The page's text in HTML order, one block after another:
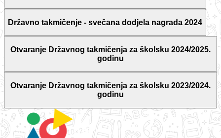
Državno takmičenje - svečana dodjela nagrada 2024
Otvaranje Državnog takmičenja za školsku 2024/2025.
godinu
Otvaranje Državnog takmičenja za školsku 2023/2024.
godinu